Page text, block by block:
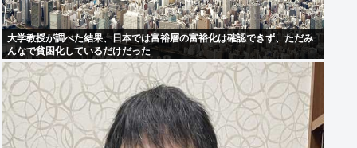
大学教授が調べた結果、日本では富裕層の富裕化は確認できず、ただみ
んなで貧困化しているだけだった